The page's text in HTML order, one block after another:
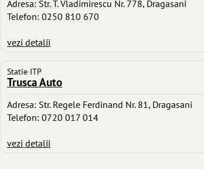
Adresa: Str. T. Vladimirescu Nr. 778, Dragasani
Telefon: 0250 810 670
vezi detalii
Statie ITP
Trusca Auto
Adresa: Str. Regele Ferdinand Nr. 81, Dragasani
Telefon: 0720 017 014
vezi detalii